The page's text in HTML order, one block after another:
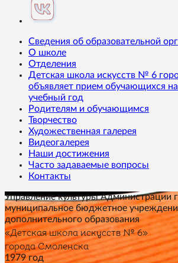
Сведения об образовательной
О школе
Отделения
Детская школа искусств № 6
объявляет прием обучающихся
учебный год
Родителям и обучающимся
Творчество
Художественная галерея
Видеогалерея
Наши достижения
Часто задаваемые вопросы
Контакты
Управление культуры Администрации
муниципальное бюджетное
дополнительного образования
«Детская школа искусств № 6»
города Смоленска
1979 год